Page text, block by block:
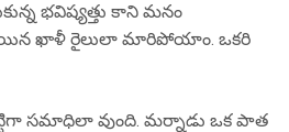
భవిష్యత్తు కాని మనం
ఖాళీ రైలులా మారిపోయాం. ఒకరి
సమాధిలా వుంది. మర్నాడు ఒక పాత